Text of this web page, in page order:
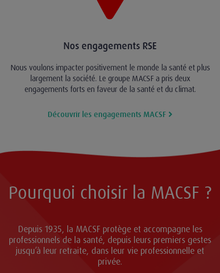
Nos engagements RSE
Nous voulons impacter positivement le monde la santé et plus
largement la société. Le groupe MACSF a pris deux
engagements forts en faveur de la santé et du climat.
Découvrir les engagements MACSF
Pourquoi choisir la MACSF ?
Depuis 1935, la MACSF protège et accompagne les
professionnels de la santé, depuis leurs premiers gestes
jusqu’à leur retraite, dans leur vie professionnelle et
privée.